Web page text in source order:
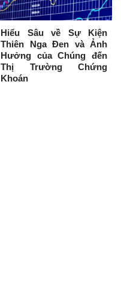
Hiểu Sâu về Sự Kiện
Thiên Nga Đen và Ảnh
Hưởng của Chúng đến
Thị Trường Chứng
Khoán